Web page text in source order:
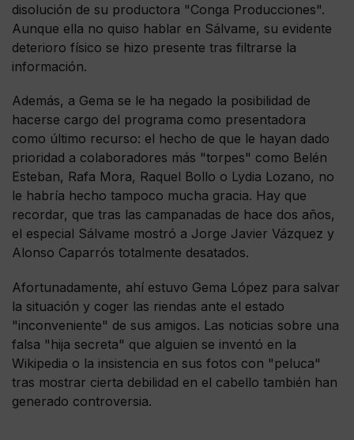
disolución de su productora "Conga Producciones".
Aunque ella no quiso hablar en Sálvame, su evidente
deterioro físico se hizo presente tras filtrarse la
información.
Además, a Gema se le ha negado la posibilidad de
hacerse cargo del programa como presentadora
como último recurso: el hecho de que le hayan dado
prioridad a colaboradores más "torpes" como Belén
Esteban, Rafa Mora, Raquel Bollo o Lydia Lozano, no
le habría hecho tampoco mucha gracia. Hay que
recordar, que tras las campanadas de hace dos años,
el especial Sálvame mostró a Jorge Javier Vázquez y
Alonso Caparrós totalmente desatados.
Afortunadamente, ahí estuvo Gema López para salvar
la situación y coger las riendas ante el estado
"inconveniente" de sus amigos. Las noticias sobre una
falsa "hija secreta" que alguien se inventó en la
Wikipedia o la insistencia en sus fotos con "peluca"
tras mostrar cierta debilidad en el cabello también han
generado controversia.